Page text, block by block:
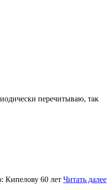
перечитываю, так
Кипелову 60 лет Читать далее